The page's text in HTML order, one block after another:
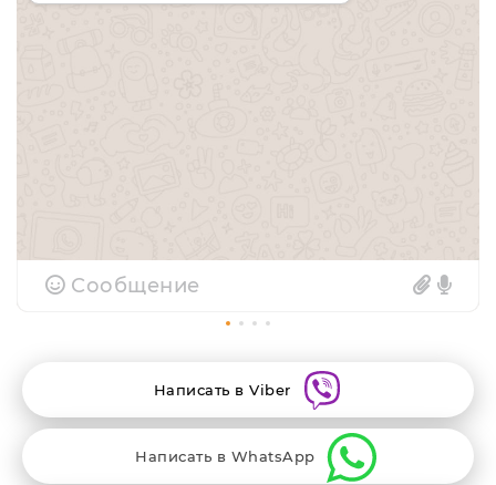
Сообщение
Написать в Viber
Написать в WhatsApp